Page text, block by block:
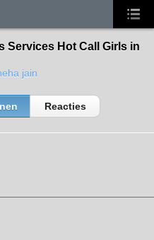
Services Hot Call Girls in
jain
Reacties